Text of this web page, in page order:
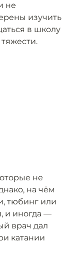
не
изучить
в школу
не
на чём
тюбинг или
и иногда —
врач дал
катании